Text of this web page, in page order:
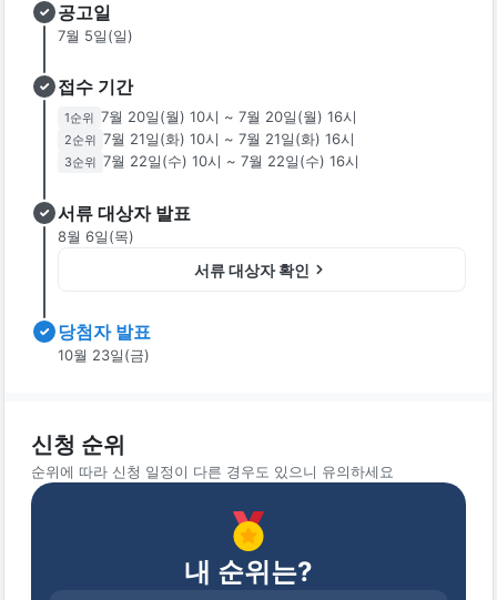
공고일
7월 5일(일)
접수 기간
1순위 7월 20일(월) 10시 ~ 7월 20일(월) 16시
2순위 7월 21일(화) 10시 ~ 7월 21일(화) 16시
3순위 7월 22일(수) 10시 ~ 7월 22일(수) 16시
서류 대상자 발표
8월 6일(목)
서류 대상자 확인
당첨자 발표
10월 23일(금)
신청 순위
순위에 따라 신청 일정이 다른 경우도 있으니 유의하세요
내 순위는?